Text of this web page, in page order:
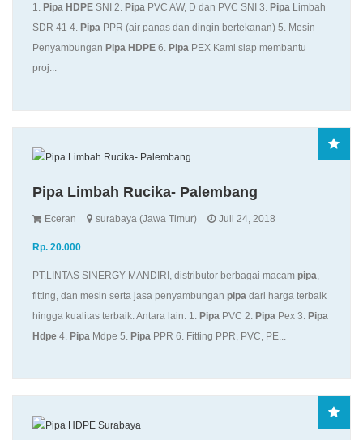
1. Pipa HDPE SNI 2. Pipa PVC AW, D dan PVC SNI 3. Pipa Limbah
SDR 41 4. Pipa PPR (air panas dan dingin bertekanan) 5. Mesin
Penyambungan Pipa HDPE 6. Pipa PEX Kami siap membantu
proj...
Pipa Limbah Rucika- Palembang
Eceran surabaya (Jawa Timur) Juli 24, 2018
Rp. 20.000
PT.LINTAS SINERGY MANDIRI, distributor berbagai macam pipa
fitting, dan mesin serta jasa penyambungan pipa dari harga terbaik
hingga kualitas terbaik. Antara lain: 1. Pipa PVC 2. Pipa Pex 3. Pipa
Hdpe 4. Pipa Mdpe 5. Pipa PPR 6. Fitting PPR, PVC, PE...